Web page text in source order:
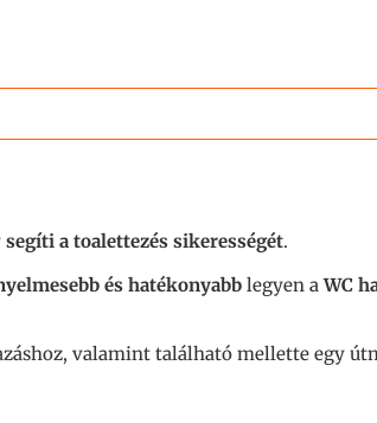
segíti a toalettezés sikerességét.
és hatékonyabb legyen aWC
valamint található mellette egy